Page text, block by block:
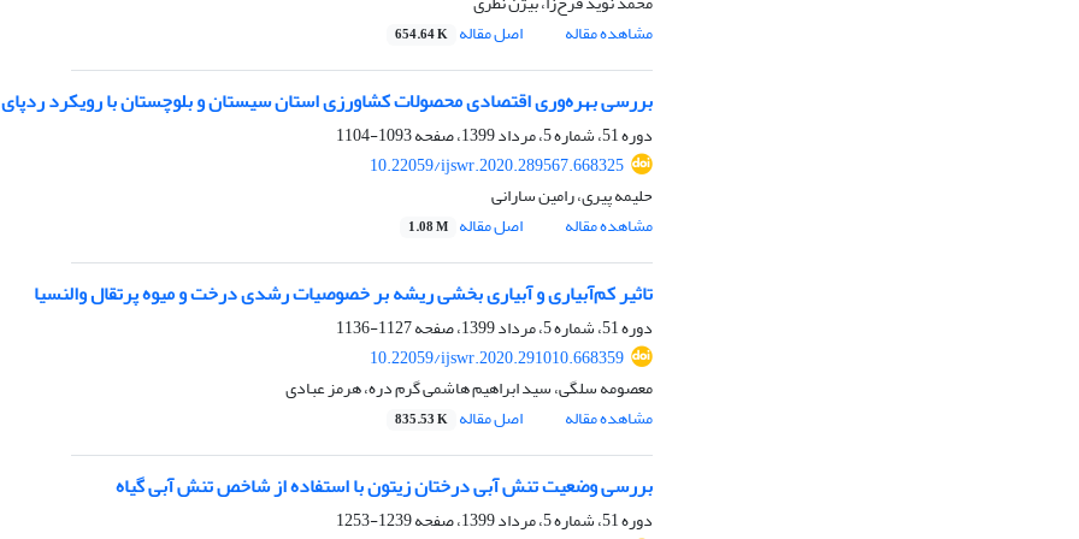
مشاهده مقاله
اصل مقاله 654.64 K
بررسی بهره‌وری اقتصادی محصولات کشاورزی استان سیستان و بلوچستان با رویکرد
دوره 51، شماره 5، مرداد 1399، صفحه
1093-1104
10.22059/ijswr.2020.289567.668325
حلیمه پیری، رامین سارانی
مشاهده مقاله
اصل مقاله 1.08 M
تاثیر کم‌آبیاری و آبیاری بخشی ریشه بر خصوصیات رشدی درخت و میوه پرتقال والنسیا
دوره 51، شماره 5، مرداد 1399، صفحه
1127-1136
10.22059/ijswr.2020.291010.668359
معصومه سلگی، سید ابراهیم هاشمی گرم دره، هرمز عبادی
مشاهده مقاله
اصل مقاله 835.53 K
بررسی وضعیت تنش آبی درختان زیتون با استفاده از شاخص تنش آبی گیاه
دوره 51، شماره 5، مرداد 1399، صفحه
1239-1253